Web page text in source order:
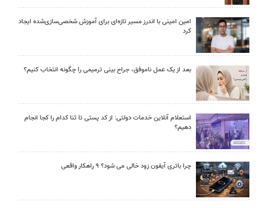
امین امینی با اندرز مسیر تازه‌ای برای آموزش شخصی‌سازی‌شده ایجاد
کرد
بعد از یک عمل ناموفق، جراح بینی ترمیمی را چگونه انتخاب کنیم؟
استعلام آنلاین خدمات دولتی: از کد پستی تا ثنا کدام را کجا انجام
دهیم؟
چرا باتری آیفون زود خالی می شود؟ ۹ راهکار واقعی